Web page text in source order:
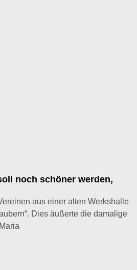
noch schöner werden,
aus einer alten Werkshalle
Dies äußerte die damalige